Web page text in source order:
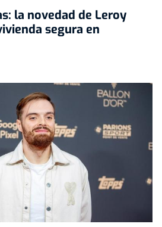
la novedad de Leroy
segura en